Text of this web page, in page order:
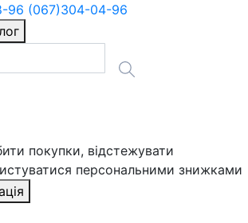
96 (067)304-04-96
покупки, відстежувати
персональними знижками